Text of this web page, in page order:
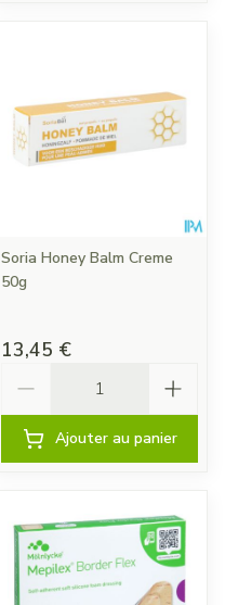
Soria Honey Balm Creme
50g
13,45 €
Ajouter au panier